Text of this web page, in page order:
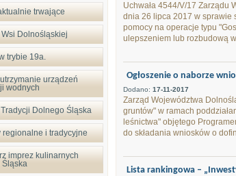
trwające
Dolnośląskiej
trybie 19a.
urządzeń
wodnych
Dolnego Śląska
regionalne i tradycyjne
imprez kulinarnych
Śląska
Uchwała 4544/V/17 Zarządu
dnia 26 lipca 2017 w sprawie
pomocy na operacje typu
ulepszeniem lub rozbudową
Ogłoszenie o naborze
Dodano: 17-11-2017
Zarząd Województwa
gruntów" w ramach
leśnictwa" objętego
do składania wniosków o
Lista rankingowa –